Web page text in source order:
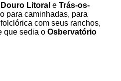
Douro Litoral e Trás-os-
para caminhadas, para
com seus ranchos,
que sedia o Osbervatório